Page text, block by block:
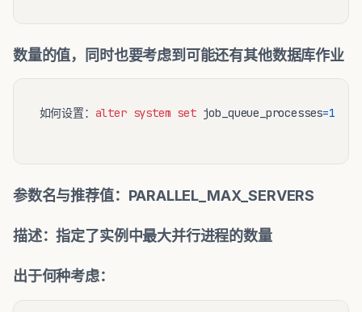
数量的值，同时也要考虑到可能还有其他数据库作业
如何设置： alter system set job_queue_processes=15
参数名与推荐值：PARALLEL_MAX_SERVERS
描述：指定了实例中最大并行进程的数量
出于何种考虑：